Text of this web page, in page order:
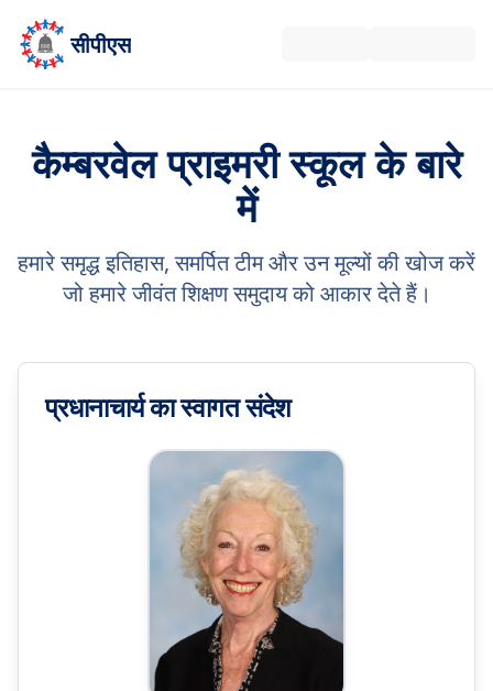
सीपीएस
कैम्बरवेल प्राइमरी स्कूल के बारे
में
हमारे समृद्ध इतिहास, समर्पित टीम और उन मूल्यों की खोज करें
जो हमारे जीवंत शिक्षण समुदाय को आकार देते हैं।
प्रधानाचार्य का स्वागत संदेश